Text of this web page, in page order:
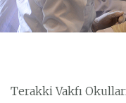
Terakki Vakfı